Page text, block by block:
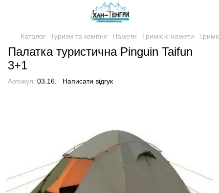
Каталог Туризм та кемпінг Намети Тримісні намети
Палатка туристична Pinguin Taifun
3+1
Артикул: 03.16. Написати відгук